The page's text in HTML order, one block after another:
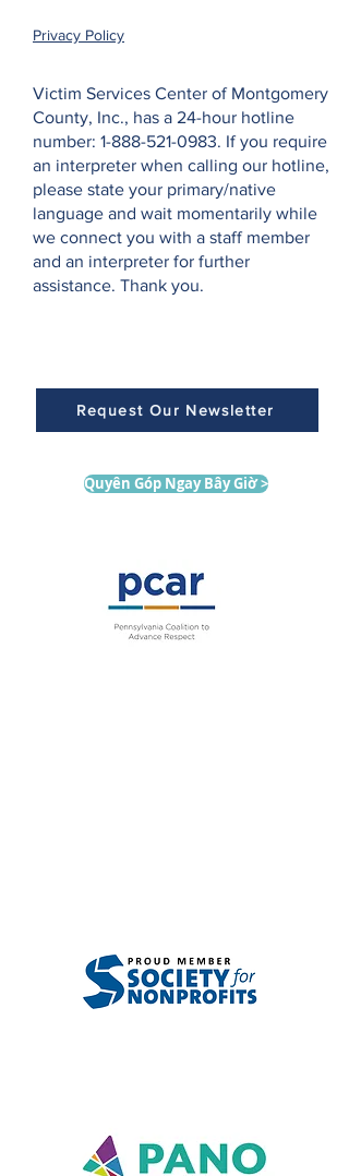
Privacy Policy
Victim Services Center of Montgomery
County, Inc., has a 24-hour hotline
number: 1-888-521-0983. If you require
an interpreter when calling our hotline,
please state your primary/native
language and wait momentarily while
we connect you with a staff member
and an interpreter for further
assistance. Thank you.
Request Our Newsletter
Quyên Góp Ngay Bây Giờ >